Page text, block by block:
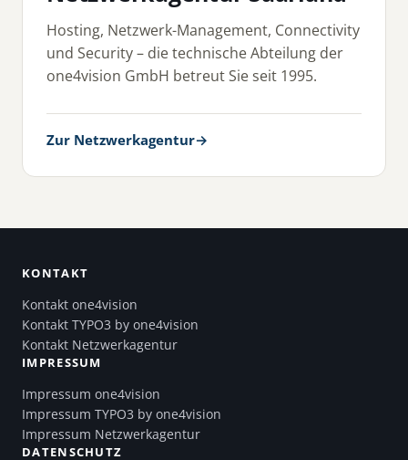
Hosting, Netzwerk-Management, Connectivity
und Security – die technische Abteilung der
one4vision GmbH betreut Sie seit 1995.
Zur Netzwerkagentur→
KONTAKT
Kontakt one4vision
Kontakt TYPO3 by one4vision
Kontakt Netzwerkagentur
IMPRESSUM
Impressum one4vision
Impressum TYPO3 by one4vision
Impressum Netzwerkagentur
DATENSCHUTZ